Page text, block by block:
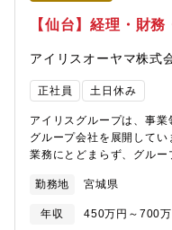
【仙台】経理・財
アイリスオーヤマ株式
正社員 土日休み
アイリスグループは、事
グループ会社を展開して
業務にとどまらず、グル
経理経験を活かしながら
んな志向をお持ちの方に
グループ20社超（海外含
勤務地 宮城県
年収 450万円～700万